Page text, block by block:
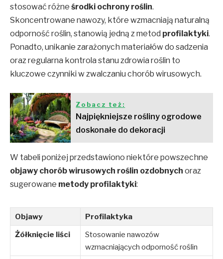
stosować różne środki ochrony roślin.
Skoncentrowane nawozy, które wzmacniają naturalną
odporność roślin, stanowią jedną z metod profilaktyki.
Ponadto, unikanie zarażonych materiałów do sadzenia
oraz regularna kontrola stanu zdrowia roślin to
kluczowe czynniki w zwalczaniu chorób wirusowych.
Zobacz też:
Najpiękniejsze rośliny ogrodowe
doskonałe do dekoracji
W tabeli poniżej przedstawiono niektóre powszechne
objawy chorób wirusowych roślin ozdobnych oraz
sugerowane metody profilaktyki:
Objawy
Profilaktyka
Żółknięcie liści
Stosowanie nawozów
wzmacniających odporność roślin